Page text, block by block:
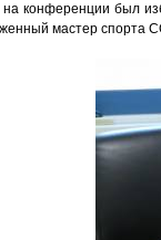
на конференции был
мастер спорта